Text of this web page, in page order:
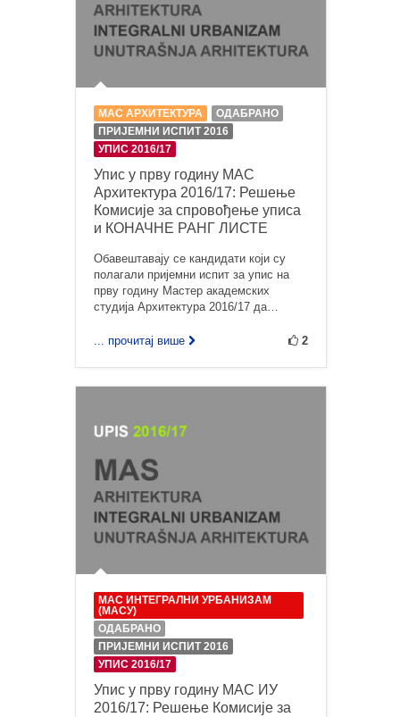
МАС АРХИТЕКТУРА
ОДАБРАНО
ПРИЈЕМНИ ИСПИТ 2016
УПИС 2016/17
Упис у прву годину МАС
Архитектура 2016/17: Решење
Комисије за спровођење уписа
и КОНАЧНЕ РАНГ ЛИСТЕ
Обавештавају се кандидати који су
полагали пријемни испит за упис на
прву годину Мастер академских
студија Архитектура 2016/17 да…
... прочитај више 2
МАС ИНТЕГРАЛНИ УРБАНИЗАМ
(МАСУ)
ОДАБРАНО
ПРИЈЕМНИ ИСПИТ 2016
УПИС 2016/17
Упис у прву годину МАС ИУ
2016/17: Решење Комисије за